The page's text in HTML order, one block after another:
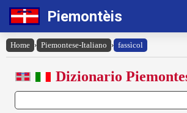
Piemontèis
Home › Piemontese-Italiano › fassìcol
Dizionario